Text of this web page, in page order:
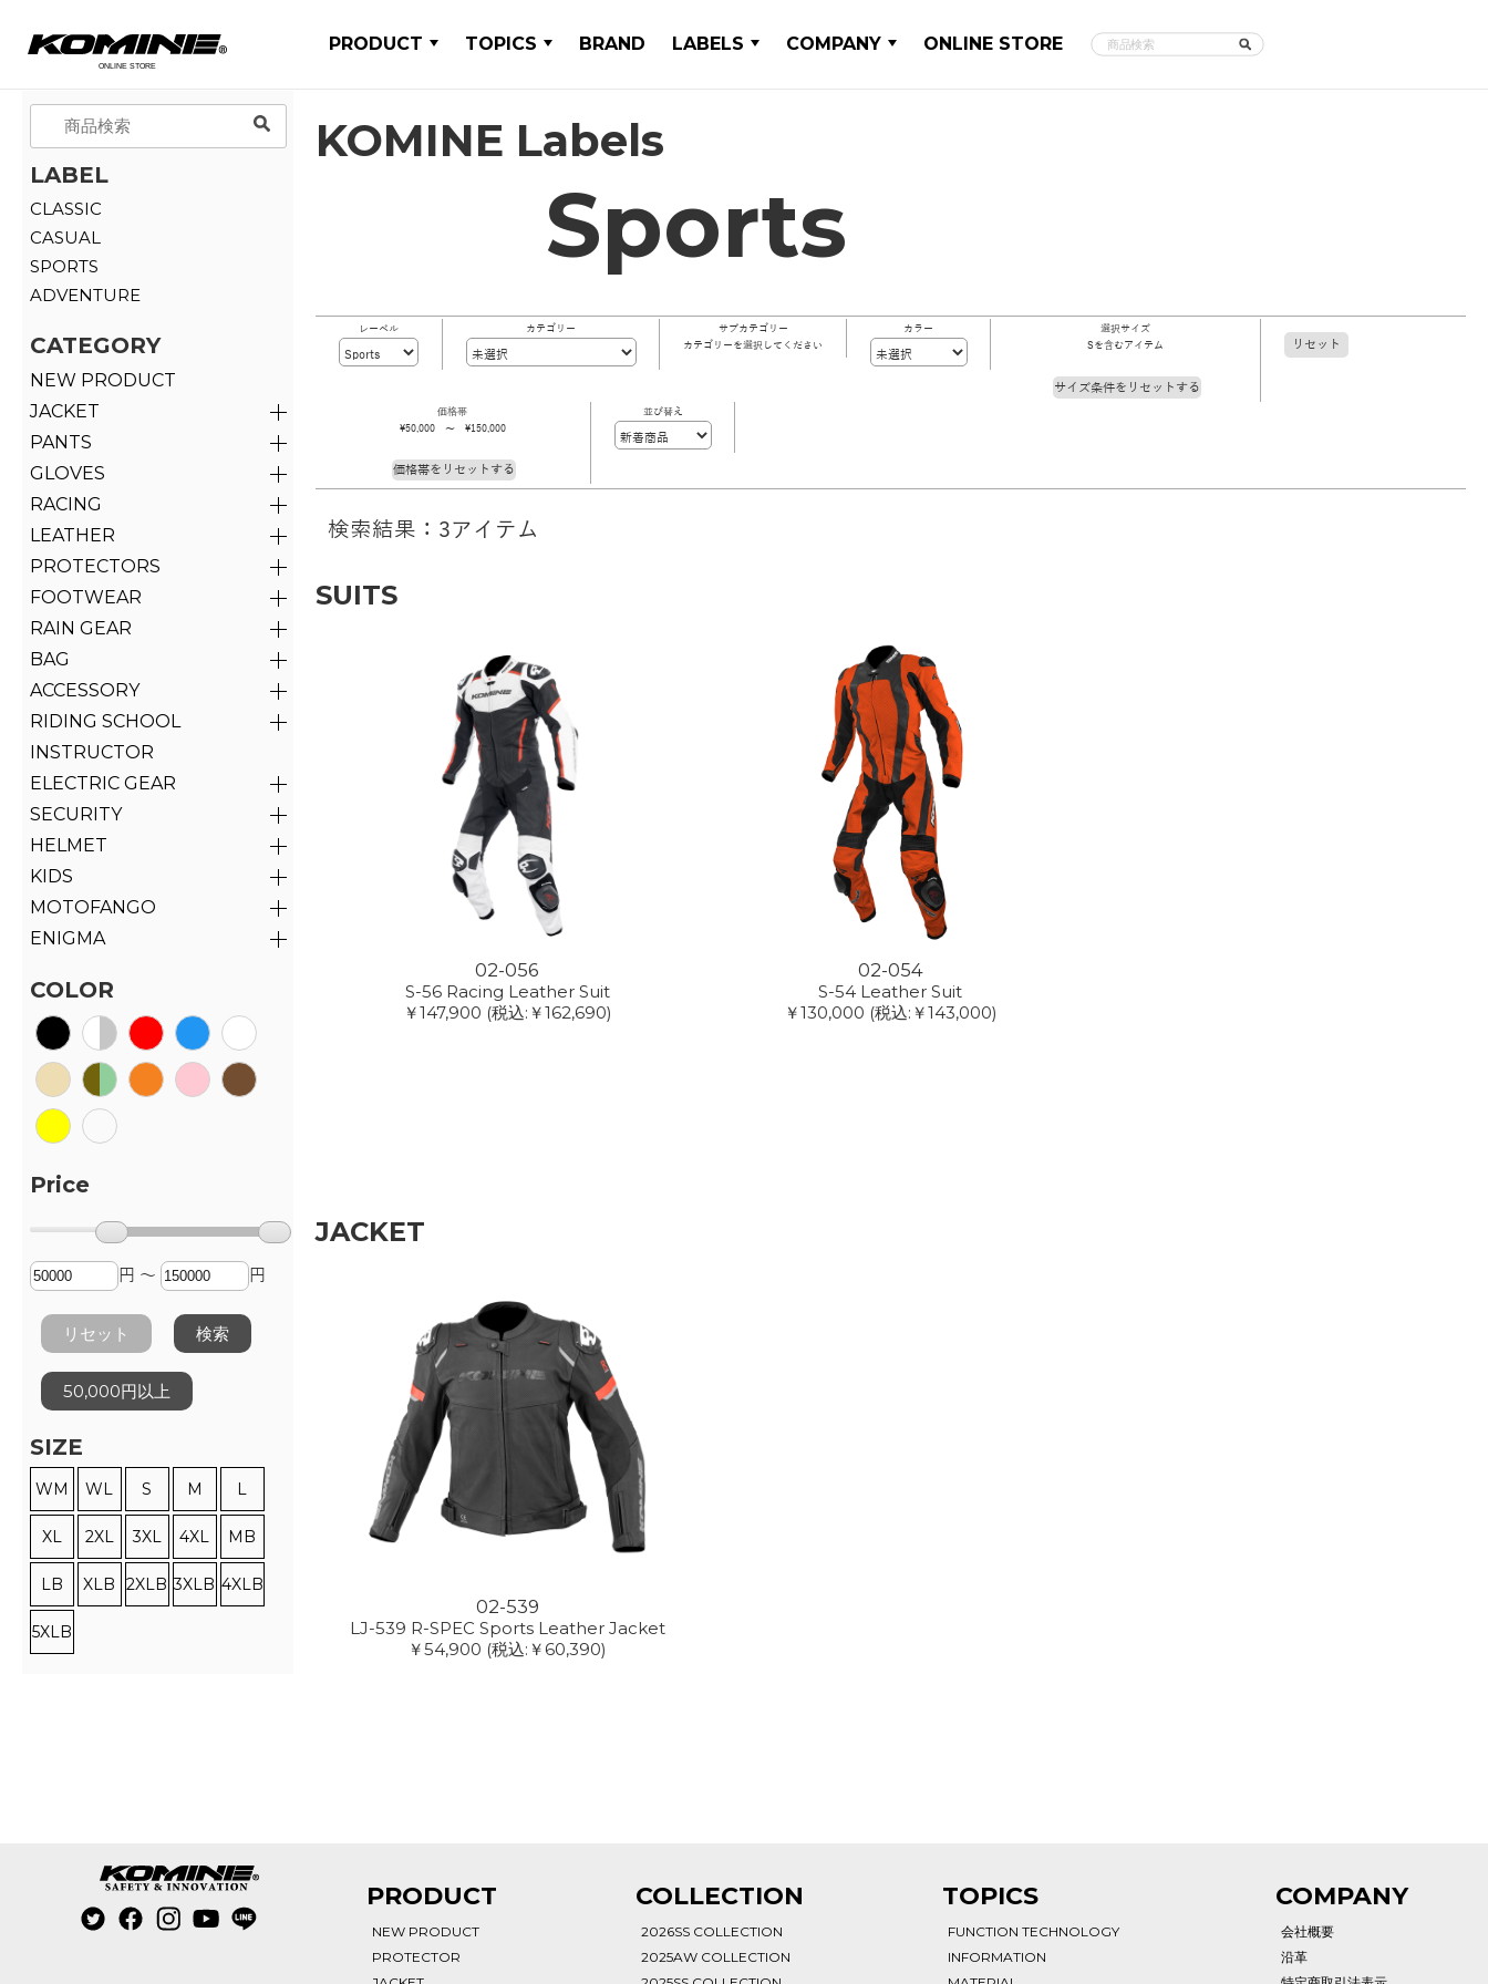
PRODUCT TOPICS BRAND LABELS COMPANY ONLINE STORE
LABEL
CLASSIC
CASUAL
SPORTS
ADVENTURE
CATEGORY
NEW PRODUCT
JACKET
PANTS
GLOVES
RACING
LEATHER
PROTECTORS
FOOTWEAR
RAIN GEAR
BAG
ACCESSORY
RIDING SCHOOL
INSTRUCTOR
ELECTRIC GEAR
SECURITY
HELMET
KIDS
MOTOFANGO
ENIGMA
COLOR
Price
円 ～ 円
リセット 検索
50,000円以上
SIZE
WM WL S M L
XL 2XL 3XL 4XL MB
LB XLB 2XLB 3XLB 4XLB
5XLB
KOMINE Labels
Sports
レーベル カテゴリー
サブカテゴリー
カテゴリーを選択してください
カラー
選択サイズ
Sを含むアイテム
サイズ条件をリセットする
価格帯
\50,000 ～ \150,000
価格帯をリセットする
並び替え
リセット
検索結果：3アイテム
SUITS
02-056
S-56 Racing Leather Suit
￥147,900 (税込:￥162,690)
02-054
S-54 Leather Suit
￥130,000 (税込:￥143,000)
JACKET
02-539
LJ-539 R-SPEC Sports Leather Jacket
￥54,900 (税込:￥60,390)
PRODUCT
NEW PRODUCT
PROTECTOR
COLLECTION
2026SS COLLECTION
2025AW COLLECTION
TOPICS
FUNCTION TECHNOLOGY
INFORMATION
COMPANY
会社概要
沿革